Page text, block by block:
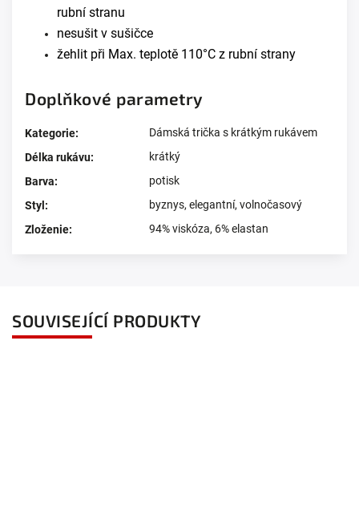
rubní stranu
nesušit v sušičce
žehlit při Max. teplotě 110°C z rubní strany
Doplňkové parametry
Kategorie:
Dámská trička s krátkým rukávem
Délka rukávu:
krátký
Barva:
potisk
Styl : byznys, elegantní, volnočasový
Zloženie: 94% viskóza, 6% elastan
SOUVISEJÍCÍ PRODUKTY